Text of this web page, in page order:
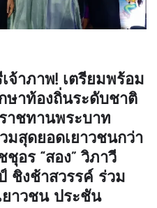
จ้าภาพ! เตรียมพร้อม
ษาท้องถิ่นระดับชาติ
าชทานพระบาท
มสุดยอดเยาวชนกว่า
อร “สอง” วิภาวี
ชิงช้าสวรรค์ ร่วม
ยาวชน ประชัน